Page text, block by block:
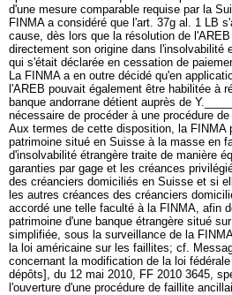
d'une mesure comparable requise par la
FINMA a considéré que l'art. 37g al. 1 LB
cause, dès lors que la résolution de
directement son origine dans l'insolvabilité
qui s'était déclarée en cessation de
La FINMA a en outre décidé qu'en
l'AREB pouvait également être habilitée à
banque andorrane détient auprès de
nécessaire de procéder à une procédure
Aux termes de cette disposition, la FINMA
patrimoine situé en Suisse à la masse en
d'insolvabilité étrangère traite de manière
garanties par gage et les créances
des créanciers domiciliés en Suisse et si
les autres créances des créanciers
accordé une telle faculté à la FINMA, afin
patrimoine d'une banque étrangère situé
simplifiée, sous la surveillance de la
la loi américaine sur les faillites; cf.
concernant la modification de la loi
dépôts], du 12 mai 2010, FF 2010 3645,
l'ouverture d'une procédure de faillite